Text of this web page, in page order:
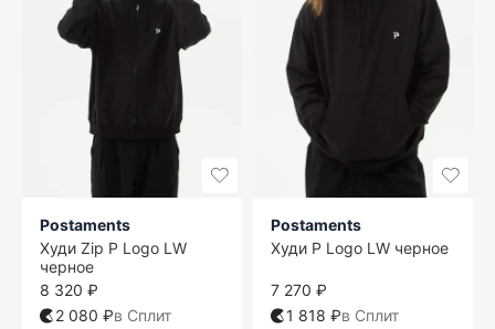
Postaments
Худи Zip P Logo LW
черное
8 320 ₽
2 080 ₽в Сплит
Postaments
Худи P Logo LW черное
7 270 ₽
1 818 ₽в Сплит